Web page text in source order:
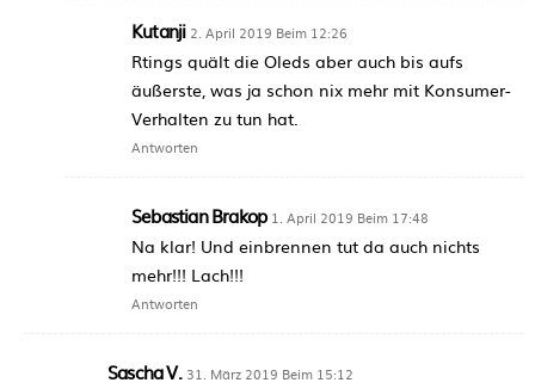
Kutanji 2. April 2019 Beim 12:26
Rtings quält die Oleds aber auch bis aufs
äußerste, was ja schon nix mehr mit Konsumer-
Verhalten zu tun hat.
Antworten
Sebastian Brakop 1. April 2019 Beim 17:48
Na klar! Und einbrennen tut da auch nichts
mehr!!! Lach!!!
Antworten
Sascha V. 31. März 2019 Beim 15:12